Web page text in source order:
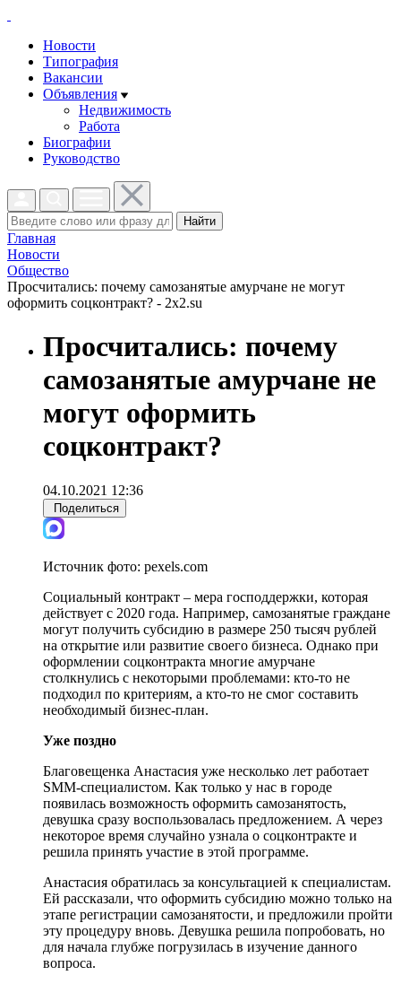
Новости
Типография
Вакансии
Объявления
Недвижимость
Работа
Биографии
Руководство
Найти
Главная
Новости
Общество
Просчитались: почему самозанятые амурчане не могут
оформить соцконтракт? - 2x2.su
Просчитались: почему
самозанятые амурчане не
могут оформить
соцконтракт?
04.10.2021 12:36
Поделиться
Источник фото: pexels.com
Социальный контракт – мера господдержки, которая
действует с 2020 года. Например, самозанятые граждане
могут получить субсидию в размере 250 тысяч рублей
на открытие или развитие своего бизнеса. Однако при
оформлении соцконтракта многие амурчане
столкнулись с некоторыми проблемами: кто-то не
подходил по критериям, а кто-то не смог составить
необходимый бизнес-план.
Уже поздно
Благовещенка Анастасия уже несколько лет работает
SMM-специалистом. Как только у нас в городе
появилась возможность оформить самозанятость,
девушка сразу воспользовалась предложением. А через
некоторое время случайно узнала о соцконтракте и
решила принять участие в этой программе.
Анастасия обратилась за консультацией к специалистам.
Ей рассказали, что оформить субсидию можно только на
этапе регистрации самозанятости, и предложили пройти
эту процедуру вновь. Девушка решила попробовать, но
для начала глубже погрузилась в изучение данного
вопроса.